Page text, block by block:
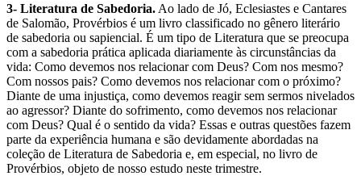
3- Literatura de Sabedoria. Ao lado de Jó, Eclesiastes e Cantares
de Salomão, Provérbios é um livro classificado no gênero literário
de sabedoria ou sapiencial. É um tipo de Literatura que se preocupa
com a sabedoria prática aplicada diariamente às circunstâncias da
vida: Como devemos nos relacionar com Deus? Com nos mesmo?
Com nossos pais? Como devemos nos relacionar com o próximo?
Diante de uma injustiça, como devemos reagir sem sermos nivelados
ao agressor? Diante do sofrimento, como devemos nos relacionar
com Deus? Qual é o sentido da vida? Essas e outras questões fazem
parte da experiência humana e são devidamente abordadas na
coleção de Literatura de Sabedoria e, em especial, no livro de
Provérbios, objeto de nosso estudo neste trimestre.